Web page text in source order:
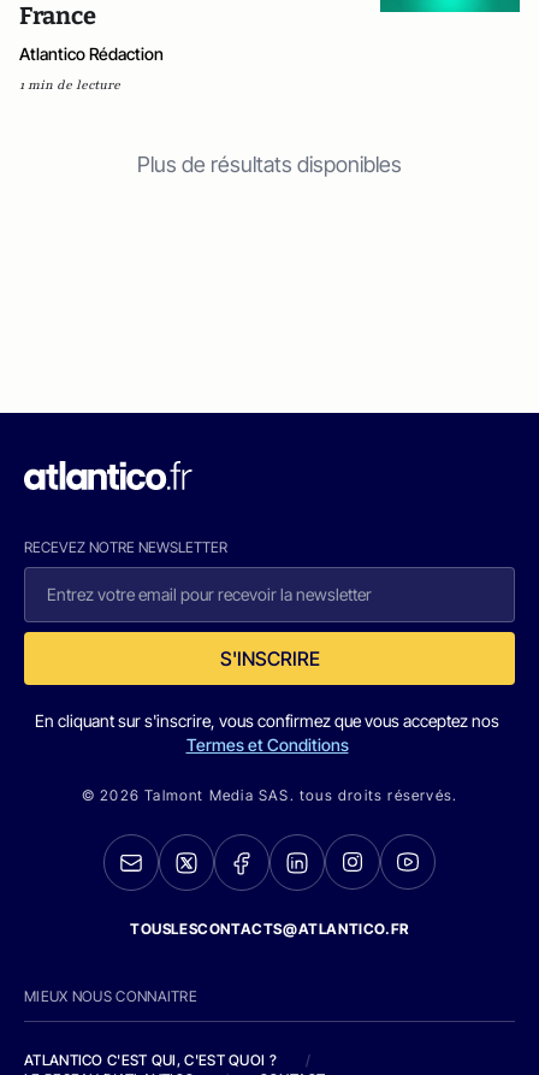
France
Atlantico Rédaction
1 min de lecture
Plus de résultats disponibles
RECEVEZ NOTRE NEWSLETTER
S'INSCRIRE
En cliquant sur s'inscrire, vous confirmez que vous acceptez nos
Termes et Conditions
© 2026 Talmont Media SAS. tous droits réservés.
TOUSLESCONTACTS@ATLANTICO.FR
MIEUX NOUS CONNAITRE
ATLANTICO C'EST QUI, C'EST QUOI ?
/